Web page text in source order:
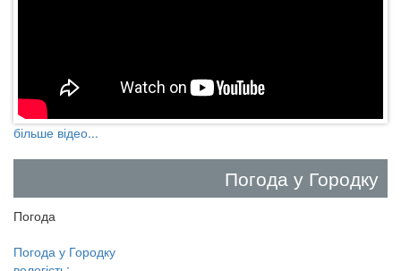
більше відео...
Погода у Городку
Погода
Погода у Городку